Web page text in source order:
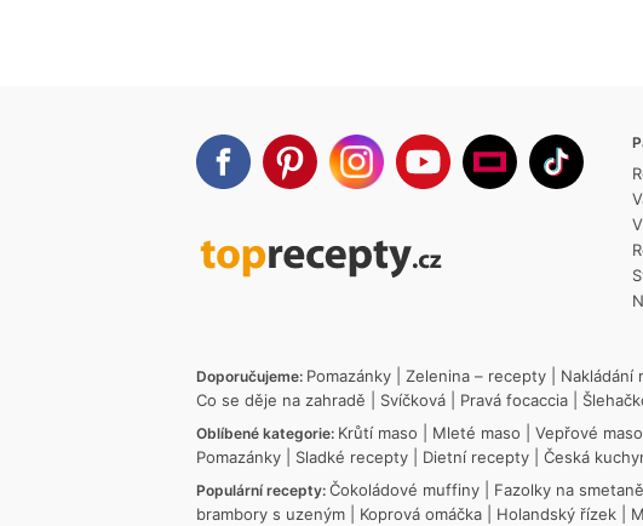
Doporučujeme: Pomazánky Zelenina – recepty Nakládání
Co se děje na zahradě
Svíčková Pravá focaccia
Oblíbené kategorie: Krůtí maso Mleté maso Vepřové maso
Pomazánky
Sladké recepty Dietní recepty Česká
Populární recepty: Čokoládové muffiny Fazolky na smetaně
brambory s uzeným
Koprová omáčka Holandský řízek